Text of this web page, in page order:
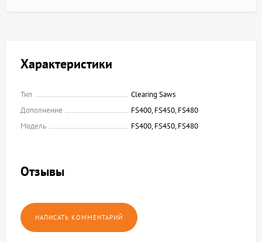
Характеристики
Тип
Clearing Saws
Дополнение
FS400, FS450, FS480
Модель
FS400, FS450, FS480
Отзывы